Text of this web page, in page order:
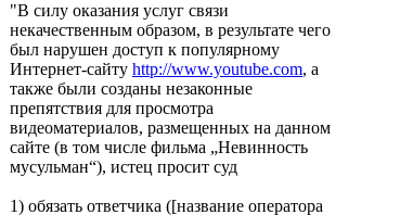
"В силу оказания услуг связи
некачественным образом, в результате чего
был нарушен доступ к популярному
Интернет-сайту http://www.youtube.com, а
также были созданы незаконные
препятствия для просмотра
видеоматериалов, размещенных на данном
сайте (в том числе фильма „Невинность
мусульман“), истец просит суд
1) обязать ответчика ([название оператора